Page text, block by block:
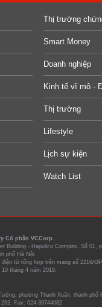
Thị trường
Smart Money
Doanh nghiệp
Kinh tế vĩ mô -
Thị trường
Lifestyle
Lịch sự kiện
Watch List
Cổ phần VCCorp.
Building - Hapulico Complex, Số 01,
phố Hà Nội
tử tổng hợp trên mạng số 2216/
tháng 4 năm 2019.
phường Thanh Xuân, thành phố
Fax: 024-39744082